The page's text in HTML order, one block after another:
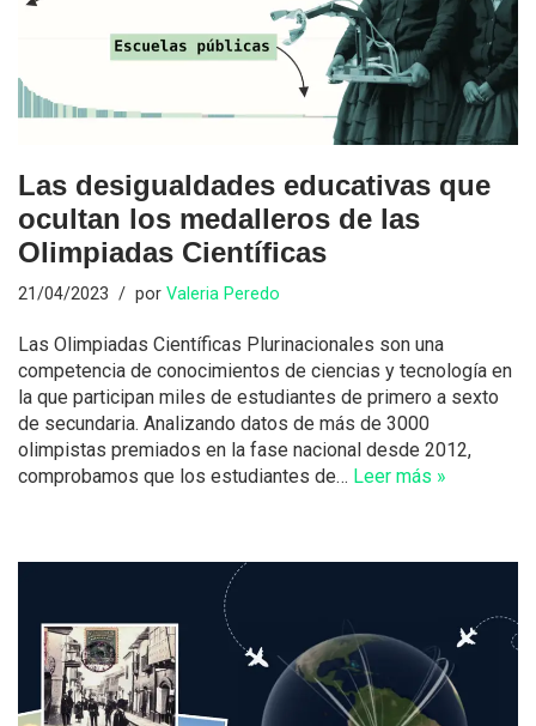
Las desigualdades educativas que
ocultan los medalleros de las
Olimpiadas Científicas
21/04/2023 por Valeria Peredo
Las Olimpiadas Científicas Plurinacionales son una
competencia de conocimientos de ciencias y tecnología en
la que participan miles de estudiantes de primero a sexto
de secundaria. Analizando datos de más de 3000
olimpistas premiados en la fase nacional desde 2012,
comprobamos que los estudiantes de… Leer más »